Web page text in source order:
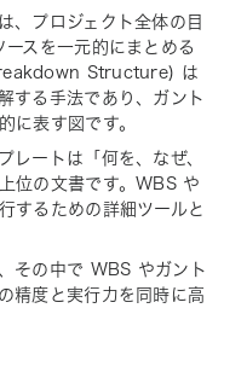
、プロジェクト全体の目
ースを一元的にまとめる
Structure) は
する手法であり、ガント
に表す図です。
レートは「何を、なぜ、
位の文書です。WBS や
するための詳細ツールと
その中で WBS やガント
精度と実行力を同時に高